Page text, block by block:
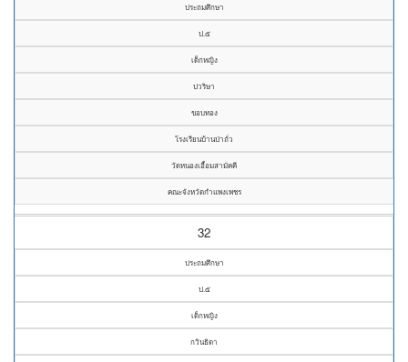
ประถมศึกษา
ป.๕
เด็กหญิง
ปวริษา
ขอบทอง
โรงเรียนบ้านป่าถั่ว
วัดหนองเอื้อมสามัคคี
คณะจังหวัดกำแพงเพชร
32
ประถมศึกษา
ป.๕
เด็กหญิง
กวินธิดา